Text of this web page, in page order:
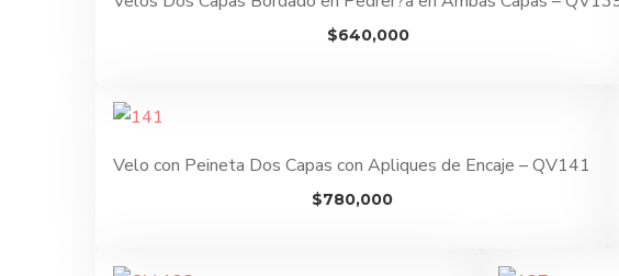
$640,000
Velo con Peineta Dos Capas con Apliques de Encaje – QV141
$780,000